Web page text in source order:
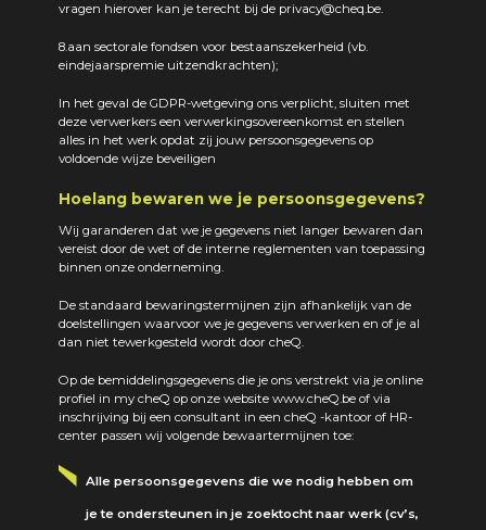
vragen hierover kan je terecht bij de privacy@cheq.be.
8.aan sectorale fondsen voor bestaanszekerheid (vb.
eindejaarspremie uitzendkrachten);
In het geval de GDPR-wetgeving ons verplicht, sluiten met
deze verwerkers een verwerkingsovereenkomst en stellen
alles in het werk opdat zij jouw persoonsgegevens op
voldoende wijze beveiligen
Hoelang bewaren we je persoonsgegevens?
Wij garanderen dat we je gegevens niet langer bewaren dan
vereist door de wet of de interne reglementen van toepassing
binnen onze onderneming.
De standaard bewaringstermijnen zijn afhankelijk van de
doelstellingen waarvoor we je gegevens verwerken en of je al
dan niet tewerkgesteld wordt door cheQ.
Op de bemiddelingsgegevens die je ons verstrekt via je online
profiel in my cheQ op onze website www.cheQ.be of via
inschrijving bij een consultant in een cheQ -kantoor of HR-
center passen wij volgende bewaartermijnen toe:
Alle persoonsgegevens die we nodig hebben om
je te ondersteunen in je zoektocht naar werk (cv’s,